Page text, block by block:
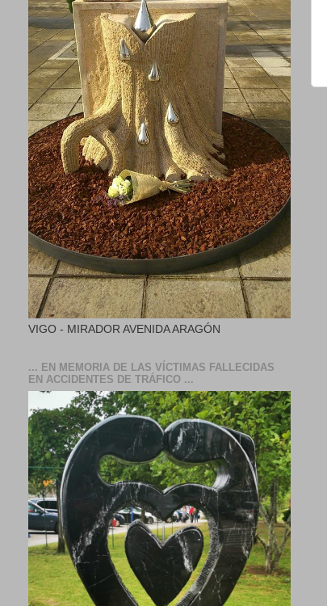
VIGO - MIRADOR AVENIDA ARAGÓN
... EN MEMORIA DE LAS VÍCTIMAS FALLECIDAS
EN ACCIDENTES DE TRÁFICO ...